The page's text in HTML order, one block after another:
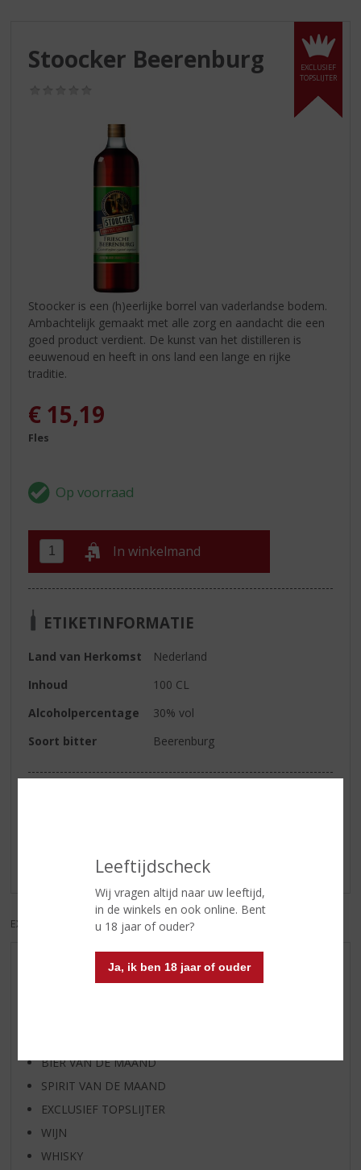
Leeftijdscheck
Wij vragen altijd naar uw leeftijd,
in de winkels en ook online. Bent
u 18 jaar of ouder?
Ja, ik ben 18 jaar of ouder
EXCLUSIEF
TOPSLIJTER
Stoocker Beerenburg
Stoocker is een (h)eerlijke borrel van vaderlandse bodem.
Ambachtelijk gemaakt met alle zorg en aandacht die een
goed product verdient. De kunst van het distilleren is
eeuwenoud en heeft in ons land een lange en rijke
traditie.
€ 15,19
Fles
In winkelmand
ETIKETINFORMATIE
Land van Herkomst
Nederland
Inhoud
100 CL
Alcoholpercentage
30% vol
Soort bitter
Beerenburg
Er zijn nog geen reviews geplaatst voor dit product
EXCL. BTW INCL. BTW
AANBIEDINGEN
BIER VAN DE MAAND
SPIRIT VAN DE MAAND
EXCLUSIEF TOPSLIJTER
WIJN
WHISKY